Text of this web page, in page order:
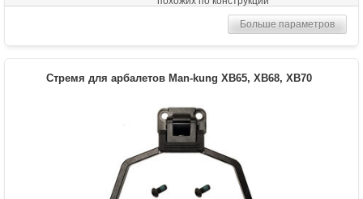
Больше параметров
Стремя для арбалетов Man-kung XB65, XB68, XB70